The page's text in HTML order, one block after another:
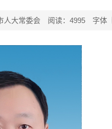
人大常委会 阅读： 4995 字体